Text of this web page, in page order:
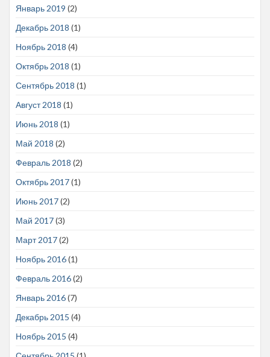
Январь 2019 (2)
Декабрь 2018 (1)
Ноябрь 2018 (4)
Октябрь 2018 (1)
Сентябрь 2018 (1)
Август 2018 (1)
Июнь 2018 (1)
Май 2018 (2)
Февраль 2018 (2)
Октябрь 2017(1)
Июнь 2017(2)
Май 2017(3)
Март 2017(2)
Ноябрь 2016(1)
Февраль 2016(2)
Январь 2016(7)
Декабрь 2015 (4)
Ноябрь 2015 (4)